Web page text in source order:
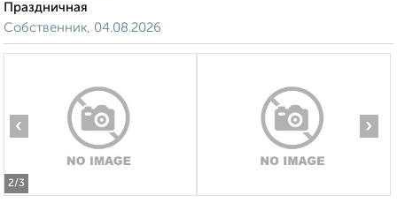
Праздничная
Собственник, 04.08.2026
2/3
‹ ›